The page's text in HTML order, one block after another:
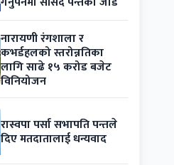
नारायणी रंगशाला र
कभर्डहलको स्तरोन्नतिका
लागि साढे १५ करोड बजेट
विनियोजन
रास्वपा पर्सा सभापति पन्तले
दिए मतदातालाई धन्यवाद